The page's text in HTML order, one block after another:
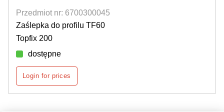
Przedmiot nr: 6700300045
Zaślepka do profilu TF60
Topfix 200
dostępne
Login for prices